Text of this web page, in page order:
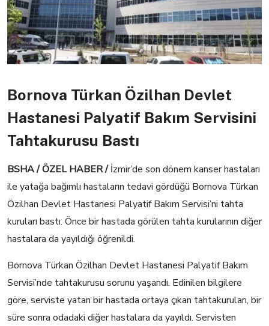
Bornova Türkan Özilhan Devlet
Hastanesi Palyatif Bakım Servisini
Tahtakurusu Bastı
BSHA / ÖZEL HABER /İzmir’de son dönem kanser hastaları
ile yatağa bağımlı hastaların tedavi gördüğü Bornova Türkan
Özilhan Devlet Hastanesi Palyatif Bakım Servisi’ni tahta
kuruları bastı. Önce bir hastada görülen tahta kurularının diğer
hastalara da yayıldığı öğrenildi.
Bornova Türkan Özilhan Devlet Hastanesi Palyatif Bakım
Servisi’nde tahtakurusu sorunu yaşandı. Edinilen bilgilere
göre, serviste yatan bir hastada ortaya çıkan tahtakuruları, bir
süre sonra odadaki diğer hastalara da yayıldı. Servisten